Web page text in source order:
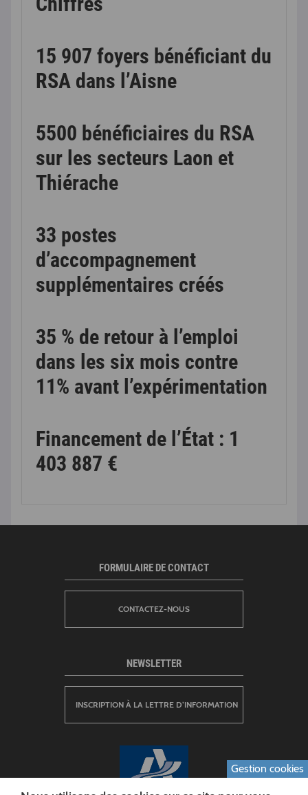
15 907 foyers bénéficiant du
RSA dans l’Aisne
5500 bénéficiaires du RSA
sur les secteurs Laon et
Thiérache
33 postes
d’accompagnement
supplémentaires créés
35 % de retour à l’emploi
dans les six mois contre
11% avant l’expérimentation
Financement de l’État : 1
403 887 €
FORMULAIRE DE CONTACT
CONTACTEZ-NOUS
NEWSLETTER
INSCRIPTION À LA LETTRE D’INFORMATION
Gestion cookies